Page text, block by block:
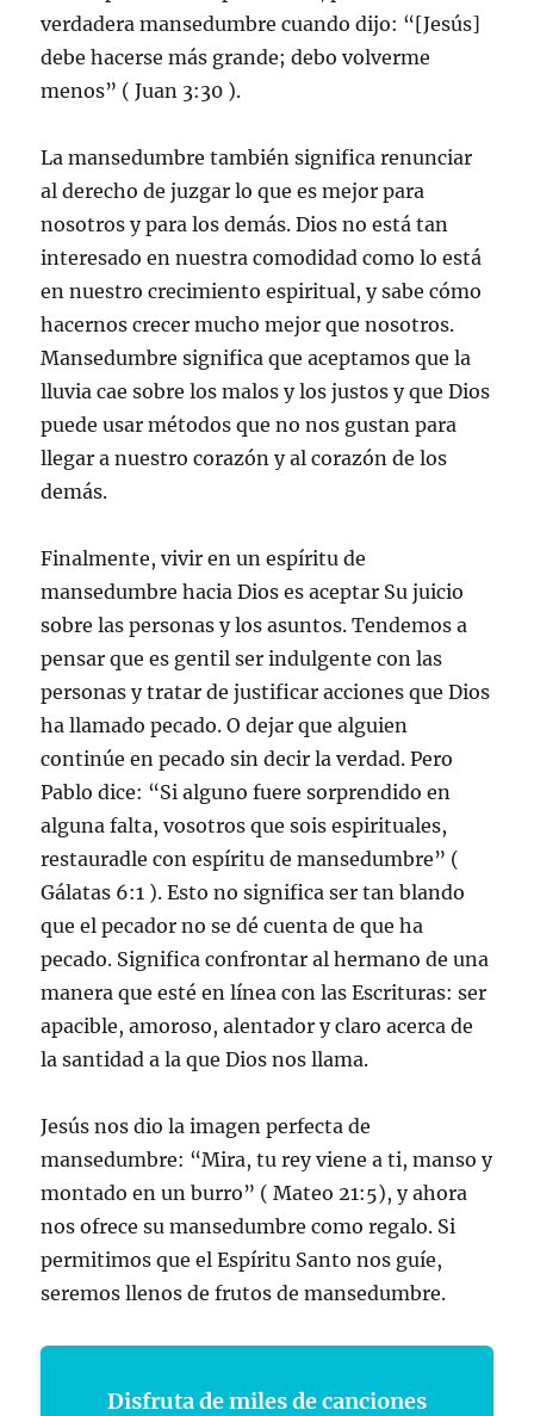
verdadera mansedumbre cuando dijo: “[Jesús]
debe hacerse más grande; debo volverme
menos” ( Juan 3:30 ).
La mansedumbre también significa renunciar
al derecho de juzgar lo que es mejor para
nosotros y para los demás. Dios no está tan
interesado en nuestra comodidad como lo está
en nuestro crecimiento espiritual, y sabe cómo
hacernos crecer mucho mejor que nosotros.
Mansedumbre significa que aceptamos que la
lluvia cae sobre los malos y los justos y que Dios
puede usar métodos que no nos gustan para
llegar a nuestro corazón y al corazón de los
demás.
Finalmente, vivir en un espíritu de
mansedumbre hacia Dios es aceptar Su juicio
sobre las personas y los asuntos. Tendemos a
pensar que es gentil ser indulgente con las
personas y tratar de justificar acciones que Dios
ha llamado pecado. O dejar que alguien
continúe en pecado sin decir la verdad. Pero
Pablo dice: “Si alguno fuere sorprendido en
alguna falta, vosotros que sois espirituales,
restauradle con espíritu de mansedumbre” (
Gálatas 6:1 ). Esto no significa ser tan blando
que el pecador no se dé cuenta de que ha
pecado. Significa confrontar al hermano de una
manera que esté en línea con las Escrituras: ser
apacible, amoroso, alentador y claro acerca de
la santidad a la que Dios nos llama.
Jesús nos dio la imagen perfecta de
mansedumbre: “Mira, tu rey viene a ti, manso y
montado en un burro” ( Mateo 21:5), y ahora
nos ofrece su mansedumbre como regalo. Si
permitimos que el Espíritu Santo nos guíe,
seremos llenos de frutos de mansedumbre.
Disfruta de miles de canciones